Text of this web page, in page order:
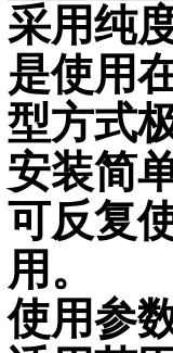
采用纯
是使用
型方式
安装简
可反复
用。
使用参